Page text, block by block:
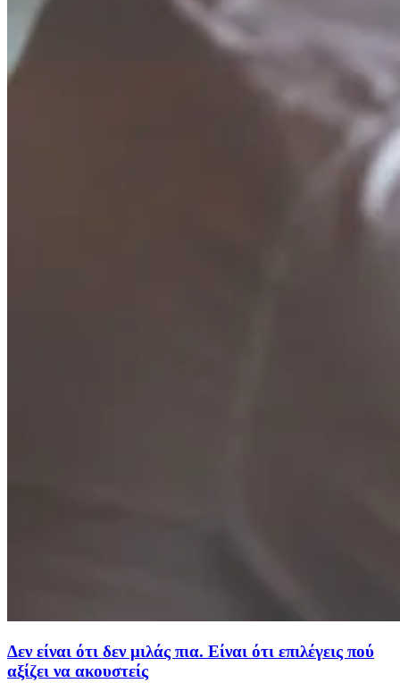
Δεν είναι ότι δεν μιλάς πια. Είναι ότι επιλέγεις πού
αξίζει να ακουστείς